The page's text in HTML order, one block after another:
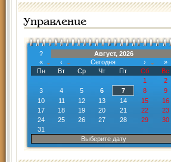
Управление
?
Август, 2026
«
‹ Сегодня ›
»
Пн
Вт Ср Чт Пт Сб
Вс
1
2
3
4 5 6 7 8
9
10
11 12 13 14 15
16
17
18 19 20 21 22
23
24
25 26 27 28 29
30
31
Выберите дату